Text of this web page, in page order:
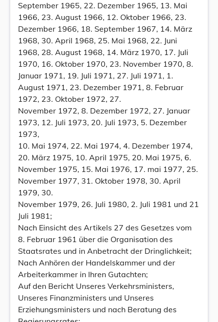
September 1965, 22. Dezember 1965, 13. Mai
1966, 23. August 1966, 12. Oktober 1966, 23.
Dezember 1966, 18. September 1967, 14. März
1968, 30. April 1968, 25. Mai 1968, 22. Juni
1968, 28. August 1968, 14. März 1970, 17. Juli
1970, 16. Oktober 1970, 23. November 1970, 8.
Januar 1971, 19. Juli 1971, 27. Juli 1971, 1.
August 1971, 23. Dezember 1971, 8. Februar
1972, 23. Oktober 1972, 27.
November 1972, 8. Dezember 1972, 27. Januar
1973, 12. Juli 1973, 20. Juli 1973, 5. Dezember
1973,
10. Mai 1974, 22. Mai 1974, 4. Dezember 1974,
20. März 1975, 10. April 1975, 20. Mai 1975, 6.
November 1975, 15. Mai 1976, 17. mai 1977, 25.
November 1977, 31. Oktober 1978, 30. April
1979, 30.
November 1979, 26. Juli 1980, 2. Juli 1981 und 21
Juli 1981;
Nach Einsicht des Artikels 27 des Gesetzes vom
8. Februar 1961 über die Organisation des
Staatsrates und in Anbetracht der Dringlichkeit;
Nach Anhören der Handelskammer und der
Arbeiterkammer in Ihren Gutachten;
Auf den Bericht Unseres Verkehrsministers,
Unseres Finanzministers und Unseres
Erziehungsministers und nach Beratung des